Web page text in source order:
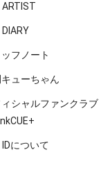
ARTIST
DIARY
フノート
ューちゃん
シャルファンクラブ
IDについて